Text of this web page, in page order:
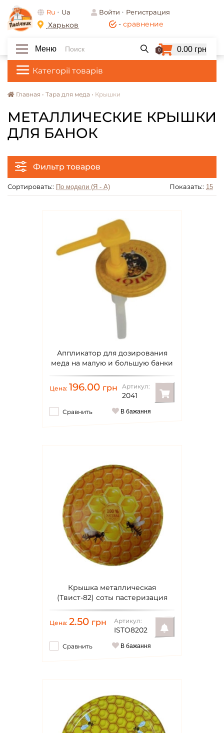
-сравнение
Ru Ua Войти Регистрация
Харьков
Категорії товарів
Меню 0 0.00 грн
Главная • Тара для меда • Крышки
МЕТАЛЛИЧЕСКИЕ КРЫШКИ
ДЛЯ БАНОК
Фильтр товаров
Сортировать:: Показать::
Аппликатор для дозирования
меда на малую и большую банки
Цена: 196.00 грн Артикул:
2041
Сравнить В бажання
Крышка металлическая
(Твист-82) соты пастеризация
Цена: 2.50 грн Артикул:
ISTO8202
Сравнить В бажання